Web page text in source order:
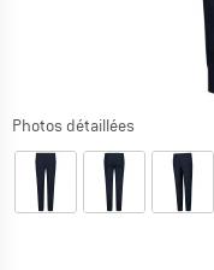
Photos détaillées